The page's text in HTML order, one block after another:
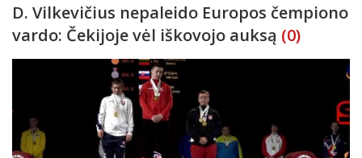
D. Vilkevičius nepaleido Europos čempiono
vardo: Čekijoje vėl iškovojo auksą (0)